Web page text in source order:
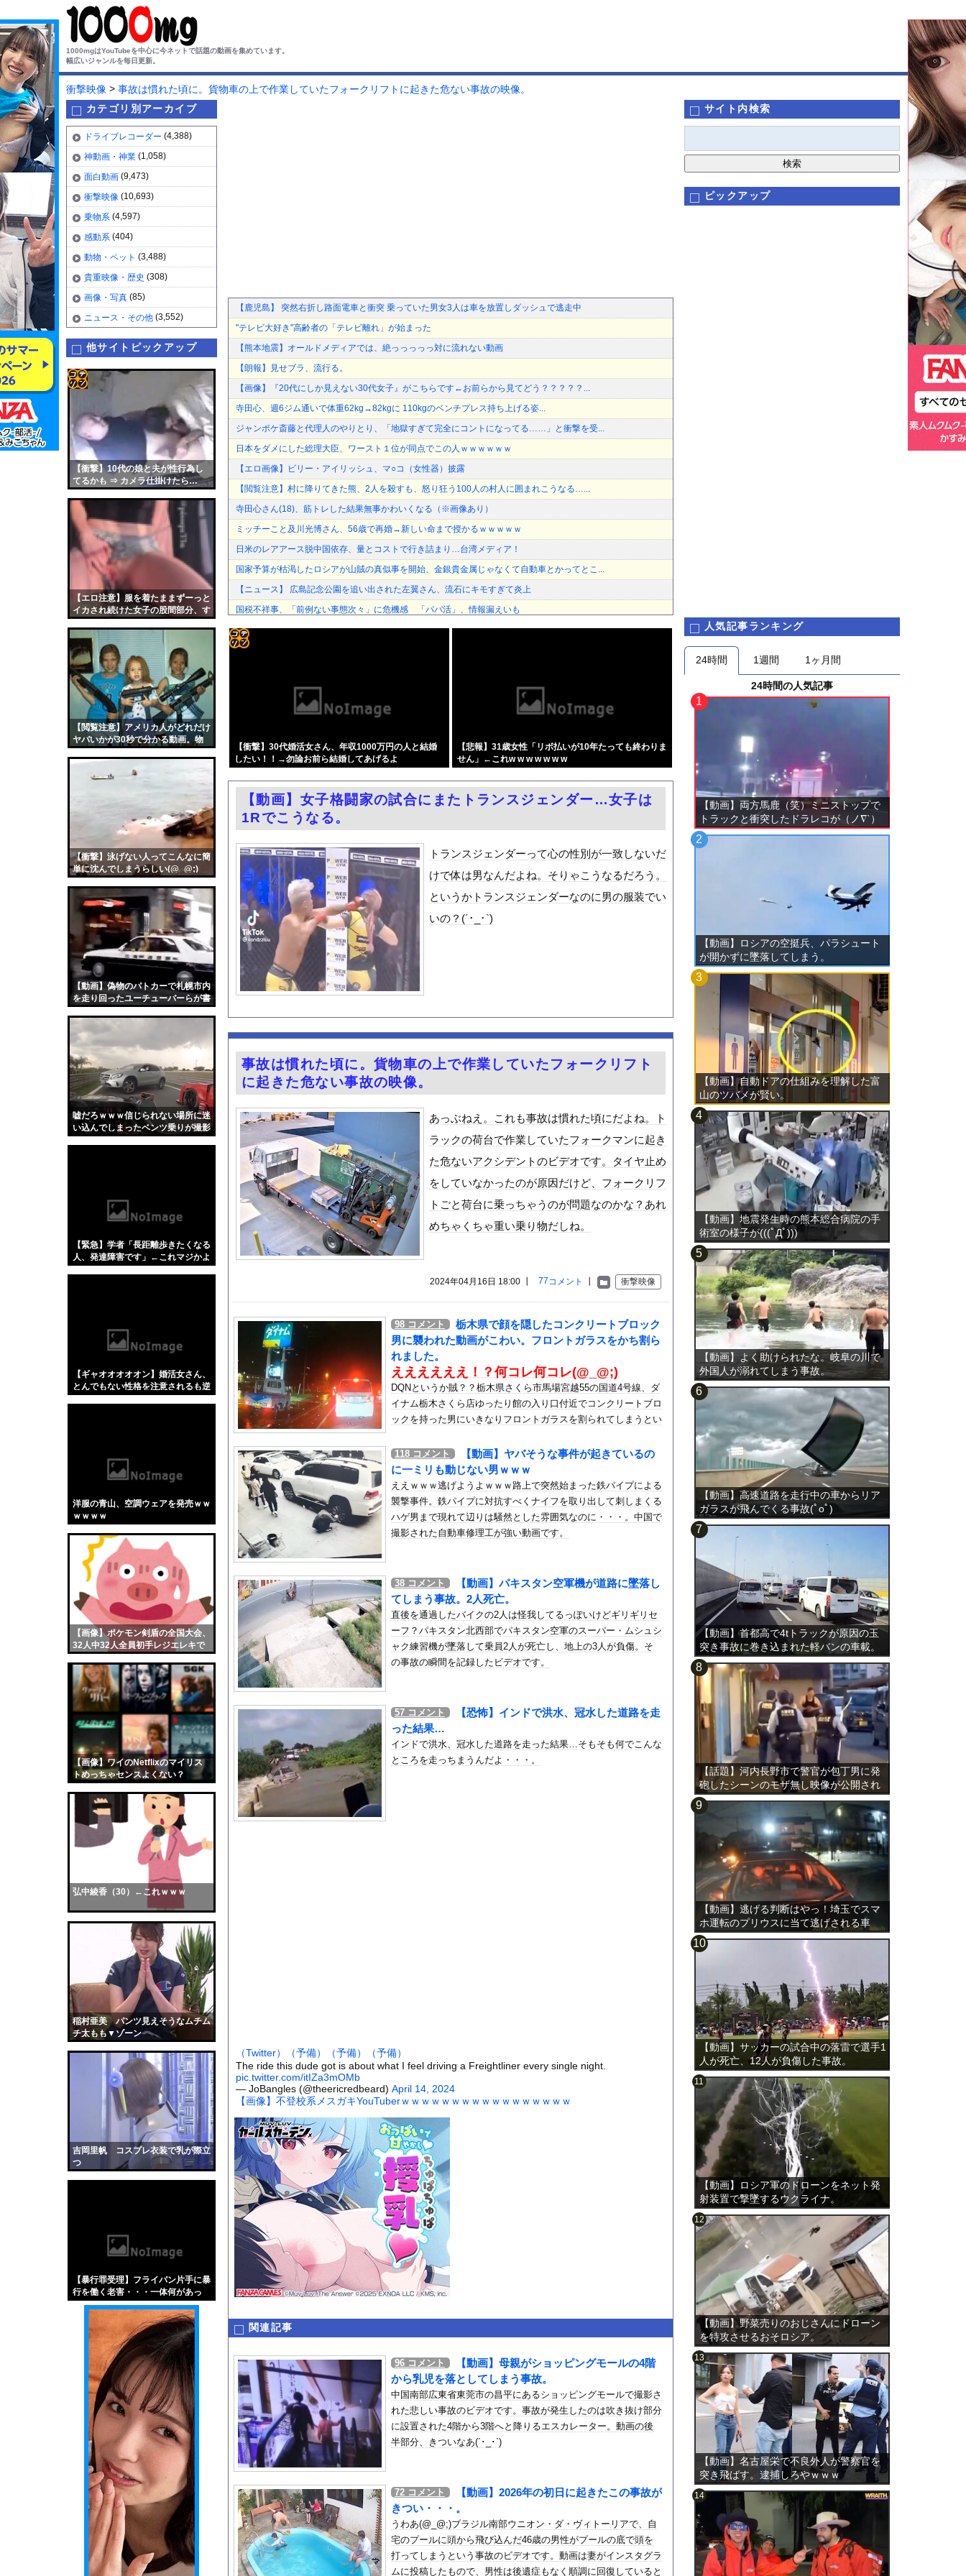
1000mgはYouTubeを中心に今ネットで話題の動画を集めています。
幅広いジャンルを毎日更新。
衝撃映像 > 事故は慣れた頃に。貨物車の上で作業していたフォークリフトに起きた危ない事故の映像。
カテゴリ別アーカイブ
ドライブレコーダー (4,388)
神動画・神業 (1,058)
面白動画 (9,473)
衝撃映像 (10,693)
乗物系 (4,597)
感動系 (404)
動物・ペット (3,488)
貴重映像・歴史 (308)
画像・写真 (85)
ニュース・その他 (3,552)
他サイトピックアップ
【衝撃】10代の娘と夫が性行為し
てるかも ⇒ カメラ仕掛けたら…
【エロ注意】服を着たままずーっと
イカされ続けた女子の股間部分、す
【閲覧注意】アメリカ人がどれだけ
ヤバいかが30秒で分かる動画。物
【衝撃】泳げない人ってこんなに簡
単に沈んでしまうらしい(@_@;)
【動画】偽物のパトカーで札幌市内
を走り回ったユーチューバーらが書
嘘だろｗｗｗ信じられない場所に迷
い込んでしまったベンツ乗りが撮影
【緊急】学者「長距離歩きたくなる
人、発達障害です」←これマジかよ
【ギャオオオオオン】婚活女さん、
とんでもない性格を注意されるも逆
洋服の青山、空調ウェアを発売ｗｗ
ｗｗｗｗ
【画像】ポケモン剣盾の全国大会、
32人中32人全員初手レジエレキで
【画像】ワイのNetflixのマイリス
トめっちゃセンスよくない？
弘中綾香（30）←これｗｗｗ
稲村亜美 パンツ見えそうなムチム
チ太もも▼ゾーン
吉岡里帆 コスプレ衣装で乳が際立
つ
【暴行罪受理】フライパン片手に暴
行を働く老害・・・一体何があっ
た？
リン
- 固
定リ
ンク
自動
更新
ツー
【鹿児島】 突然右折し路面電車と衝突 乗っていた男女3人は車を放置しダッシュで逃走中
"テレビ大好き"高齢者の「テレビ離れ」が始まった
【熊本地震】オールドメディアでは、絶っっっっっ対に流れない動画
【朗報】見せブラ、流行る。
【画像】『20代にしか見えない30代女子』がこちらです←お前らから見てどう？？？？？...
寺田心、週6ジム通いで体重62kg→82kgに 110kgのベンチプレス持ち上げる姿...
ジャンポケ斎藤と代理人のやりとり、「地獄すぎて完全にコントになってる……」と衝撃を受...
日本をダメにした総理大臣、ワースト１位が同点でこの人ｗｗｗｗｗｗ
【エロ画像】ビリー・アイリッシュ、マ○コ（女性器）披露
【閲覧注意】村に降りてきた熊、2人を殺すも、怒り狂う100人の村人に囲まれこうなる…...
寺田心さん(18)、筋トレした結果無事かわいくなる（※画像あり）
ミッチーこと及川光博さん、56歳で再婚→新しい命まで授かるｗｗｗｗｗ
日米のレアアース脱中国依存、量とコストで行き詰まり…台湾メディア！
国家予算が枯渇したロシアが山賊の真似事を開始、金銀貴金属じゃなくて自動車とかってとこ...
【ニュース】 広島記念公園を追い出された左翼さん、流石にキモすぎて炎上
国税不祥事、「前例ない事態次々」に危機感 「パパ活」、情報漏えいも
【朗報】及川光博さん（56）結婚ｗｗｗｗｗ
和田海佑、写真集がエロい！NMB48のノーブラ限界露出で乳首見えそうなおっぱい、最高...
【悲報】東科大医学部卒の美人YouTuber、直美で炎上・・・
【炎上】38歳の現役格闘家さん「批判覚悟で言います。19歳の彼女と結婚しました」→案...
デニー、辺野古沖事故の防カメ映像「遺族の気持ち踏まえたものかくみ取り切れず」
エロ漫画『冥婚の花嫁』をrawやhitomiを使わずに無料で読む方法│五梅
AmazonのアツさMax！心も踊る「マンガ毎週末セール（50%還元）」2日目襲来！
コスプレイヤーまめだいふくさんが駅のホームでパンモロ事故
路上駐車経験率が過去最少の21%へ低下！タイムズ会員にアンケート
【画像】桐谷さん「人生かけて7億円貯めたのにガンで死ぬかも。もっと素直に遊べばよかっ...
中国「大洪水！」三峡ダム「9門開放！（全力放流」中国都市「三峡沿線の道路水没」中国政...
職場の人妻と不倫をして、ついに、、、
韓国国会、サッカー前代表監督を追及「なぜ負けたのか」
日本旅行キャンセルすべきか…1万年ぶり史上最大級の火山の兆し＝韓国の反応
うちのネコが目の前にいた。私が上に物を投げるフリをする → 猫はこうなります…
【画像】ワイの会社の女さん、『コレ』を強調し過ぎて完全にあたしこ枠を狙ってるんだがw...
TBS新人アナ ブラチラ、お尻くっきり、Y字開脚！！
【悲報】ラッパーさん、札束披露するもネット民から新社会人の初ボーナスくらいしかないと...
【画像】インスタのドスケベおばさんｗｗｗｗｗｗｗ
【悲報】BYDの軽EVラッコを自動車評論家が褒めてる日本、中国人からは馬鹿にされてる...
世界のケイスケ・ホンダ「ラーメン700円は安すぎる！2000円にするべき」
暇やから近くの山に探検するぜ
グラビア界の“がん攻めルーキー”三園響子にがん攻めされたいよな！
AIで人員削減やりまくった結果
今の時期 河口で釣れる美味い魚教えて
『BanG Dream! Ave Mujica』7話感想 再び集まる5人！最後のCR...
【Xの車窓から】オービスかと思ったら野生の炊飯器で草 ほか
【ポロリ悲話】ネットで拡散してるおっぱいポロリ動画、何故か叩かれる・・・
【衝撃】「かわいい虫」ランキング、ついに発表される
FC東京開幕戦でのDF長友佑都の“挨拶”、スポニチがネタバレ報道
【動画】 撮影走行でホンダADUO改良型エンジン（PU）を搭載したアストンマーチンが...
コスプレイヤーまめだいふくさんが駅のホームでパンモロ事故
シュート選手が結婚を発表、ネモ選手とウメハラ選手が婚姻届の証人に。
【悲報】韓国人「え待って、何で日本の避難所って10年前と同レベルなの(ドン引き
【Horizon】MODEROID「スロータースパイン」プラモデル【本日発売】他
この前森に行ったらちっちゃいウリボー見つけた
トラウデン直美キャスター うっすらと谷間の裾野！！【GIF動画あり】
【動画】両方馬鹿（笑）ミニストップでトラックと衝突したドラレコが（ノ∇`）
高崎春アナ お尻に下着が浮き出てしまうハプニング！！
【動画】自動ドアの仕組みを理解した富山のツバメが賢い。
ドジャース・パヘス、第19号勝ち越しソロホームラン！！！！！！！！！！！！！！！！！
【BLUE☆LIGHT SERIES 2026】きゃりーぱみゅぱみゅさんが出演！9/...
【珍報】日向坂さん新曲タイトル、『イチャイチャ虫』ｗｗｗ★2
韓国サッカー協会、外国人審判を性接待で買収しまくっていた事が判明
【画像】おまえらくんの机がこの女の子の椅子にされてたらｗｗｗ
【画像】この女優さん、可愛すぎる
【朗報】齋藤飛鳥、前屈みで完全に見えてる動画が拡散されてしまう…
海外「日本よ、お前がナンバーワンだ」 熊本地震直後の日本の対応のスピードに世界が衝撃
勇気を出して白人美女にチン凸したアジア人短小男
10年もの間浮気してた嫁。まさかと思い長男のDNA鑑定をするがいいな？と問うと、元嫁...
ウクライナ侵攻以降、ロシア軍兵士のHIV感染が2000％急増…ウクライナメディア！
【配信者】「金バエ」のSNS更新が1週間途絶え、様々な憶測が飛び交う。1週間ぶりの投...
【画像】女の子「危機管理フォーーーーム！！！」
保健師「まずは社食で大盛り頼むの辞めてみます？」 ワイ「…食っちゃいけないものを売...
トランプ大統領に「エイリアン発表原稿」を渡した男！ 大統領執務室で1時間超、大富豪ロ...
道路脇で男性が缶切断していたドラム缶が爆発
【動画】山道で落石。前を走る車に巨大な岩が直撃
【黒歴史】こういう昔の大学ヤリサーの流出エロ動画（顔出し）が一番抜ける
韓国人「安貞桓が韓国代表に激怒！『惨憺たる結果、徹底的な刷新が必要だ』と監督や協会を...
ケンタッキーとか言う唐揚げ屋ｗｗｗｗｗ
【画像】このAVが性癖ブッ刺さりで精子ドクドク作られるわｗｗｗｗ
【悲報】味噌ラーメンで行列、出来ない
【中国】男の子が爆竹に点火 マンホールが爆発しふた吹き飛ぶ
【画像】伊藤舞雪とかいうＡＶ女優ｗｗｗｗｗｗｗｗｗｗw
【緊急】肛門にスティックのり入れたけど出てこないの！！
お知らせ
【動画】これはお見事。中国重慶市で珍しい事故が撮影される。
Powered by livedoor 相互RSS
このページは1000mg が管理しています。 RSS設定 更新順130件まで。それ以降の古いものは表
示されません。
【衝撃】30代婚活女さん、年収1000万円の人と結婚
したい！！→勿論お前ら結婚してあげるよ
【悲報】31歳女性「リボ払いが10年たっても終わりま
せん」←これw w w w w w w
自動
更新
【動画】女子格闘家の試合にまたトランスジェンダー…女子は
1Rでこうなる。
トランスジェンダーって心の性別が一致しないだ
けで体は男なんだよね。そりゃこうなるだろう。
というかトランスジェンダーなのに男の服装でい
いの？(´･_･`)
事故は慣れた頃に。貨物車の上で作業していたフォークリフト
に起きた危ない事故の映像。
あっぶねえ。これも事故は慣れた頃にだよね。ト
ラックの荷台で作業していたフォークマンに起き
た危ないアクシデントのビデオです。タイヤ止め
をしていなかったのが原因だけど、フォークリフ
トごと荷台に乗っちゃうのが問題なのかな？あれ
めちゃくちゃ重い乗り物だしね。
衝撃映像
77コメント
2024年04月16日 18:00 ┃
98 コメント
栃木県で顔を隠したコンクリートブロック
男に襲われた動画がこわい。フロントガラスをかち割ら
れました。
ええええええ！？何コレ何コレ(@_@;)
DQNというか賊？？栃木県さくら市馬場宮越55の国道4号線、ダ
イナム栃木さくら店ゆったり館の入り口付近でコンクリートブロ
ックを持った男にいきなりフロントガラスを割られてしまうとい
があったにしては顔を隠すなど用意されすぎてない？マジでなん
なのこれは・・・。
118 コメント
【動画】ヤバそうな事件が起きているの
に一ミリも動じない男ｗｗｗ
ええｗｗｗ逃げようよｗｗｗ路上で突然始まった鉄パイプによる
襲撃事件。鉄パイプに対抗すべくナイフを取り出して刺しまくる
ハゲ男まで現れて辺りは騒然とした雰囲気なのに・・・。中国で
撮影された自動車修理工が強い動画です。
38 コメント
【動画】パキスタン空軍機が道路に墜落し
てしまう事故。2人死亡。
直後を通過したバイクの2人は怪我してるっぽいけどギリギリセ
ーフ？パキスタン北西部でパキスタン空軍のスーパー・ムシュシ
ャク練習機が墜落して乗員2人が死亡し、地上の3人が負傷。そ
の事故の瞬間を記録したビデオです。
57 コメント
【恐怖】インドで洪水、冠水した道路を走
った結果…
インドで洪水、冠水した道路を走った結果…そもそも何でこんな
ところを走っちまうんだよ・・・。
（Twitter） （予備） （予備）
（予備）
The ride this dude got is about what I feel driving a Freightliner every single night.
pic.twitter.com/itIZa3mOMb
— JoBangles (@theericredbeard) April 14, 2024
【画像】不登校系メスガキYouTuberｗｗｗｗｗｗｗｗｗｗｗｗｗｗｗｗｗ
関連記事
96 コメント
【動画】母親がショッピングモールの4階
から乳児を落としてしまう事故。
中国南部広東省東莞市の昌平にあるショッピングモールで撮影さ
れた悲しい事故のビデオです。事故が発生したのは吹き抜け部分
に設置された4階から3階へと降りるエスカレーター。動画の後
半部分、きついなあ(´･_･`)
72 コメント
【動画】2026年の初日に起きたこの事故が
きつい・・・。
うわあ(@_@;)ブラジル南部ウニオン・ダ・ヴィトーリアで、自
宅のプールに頭から飛び込んだ46歳の男性がプールの底で頭を
打ってしまうという事故のビデオです。動画は妻がインスタグラ
ムに投稿したもので、男性は後遺症もなく順調に回復していると
サイト内検索
ピックアップ
人気記事ランキング
24時間 1週間 1ヶ月間
24時間の人気記事
【動画】両方馬鹿（笑）ミニストップで
トラックと衝突したドラレコが（ノ∇`）
【動画】ロシアの空挺兵、パラシュート
が開かずに墜落してしまう。
【動画】自動ドアの仕組みを理解した富
山のツバメが賢い。
【動画】地震発生時の熊本総合病院の手
術室の様子が(((ﾟДﾟ)))
【動画】よく助けられたな。岐阜の川で
外国人が溺れてしまう事故。
【動画】高速道路を走行中の車からリア
ガラスが飛んでくる事故(ﾟoﾟ)
【動画】首都高で4tトラックが原因の玉
突き事故に巻き込まれた軽バンの車載。
【話題】河内長野市で警官が包丁男に発
砲したシーンのモザ無し映像が公開され
る。
【動画】逃げる判断はやっ！埼玉でスマ
ホ運転のプリウスに当て逃げされる車
載。
【動画】サッカーの試合中の落雷で選手1
人が死亡、12人が負傷した事故。
【動画】ロシア軍のドローンをネット発
射装置で撃墜するウクライナ。
【動画】野菜売りのおじさんにドローン
を特攻させるおそロシア。
【動画】名古屋栄で不良外人が警察官を
突き飛ばす。逮捕しろやｗｗｗ